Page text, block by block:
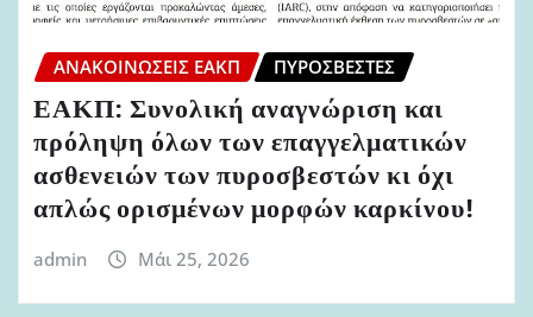
ΑΝΑΚΟΙΝΏΣΕΙΣ ΕΑΚΠ ΠΥΡΟΣΒΈΣΤΕΣ
ΕΑΚΠ: Συνολική αναγνώριση και
πρόληψη όλων των επαγγελματικών
ασθενειών των πυροσβεστών κι όχι
απλώς ορισμένων μορφών καρκίνου!
admin Μάι 25, 2026